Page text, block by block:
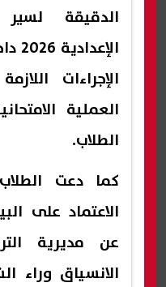
الدقيقة
الإجراءات
العملية
الطلاب.
كما دعت
الاعتماد على
عن مديرية
الانسياق وراء